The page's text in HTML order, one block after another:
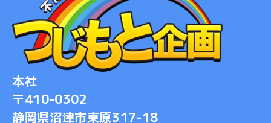
2019-12
2019-09
2019-08
2019-07
2019-06
2019-01
2018-12
本社
〒410-0302
静岡県沼津市東原317-18